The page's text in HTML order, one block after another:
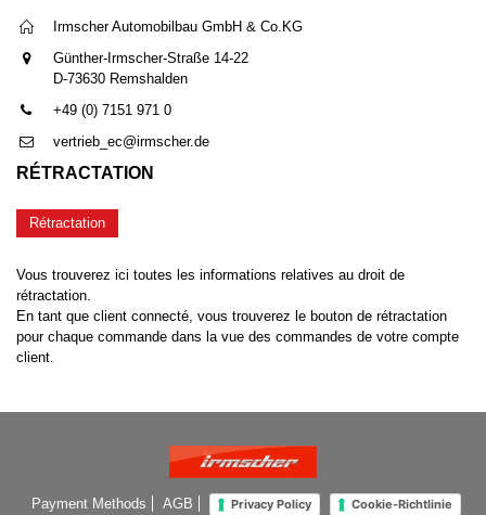
Irmscher Automobilbau GmbH & Co.KG
Günther-Irmscher-Straße 14-22
D-73630 Remshalden
+49 (0) 7151 971 0
vertrieb_ec@irmscher.de
RÉTRACTATION
Rétractation
Vous trouverez ici toutes les informations relatives au droit de
rétractation.
En tant que client connecté, vous trouverez le bouton de rétractation
pour chaque commande dans la vue des commandes de votre compte
client.
Payment Methods AGB Privacy Policy Cookie-Richtlinie